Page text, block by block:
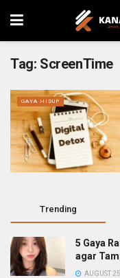
Tag: ScreenTime
GAYA HIDUP
Trending
5 Gaya
agar
AUGUST